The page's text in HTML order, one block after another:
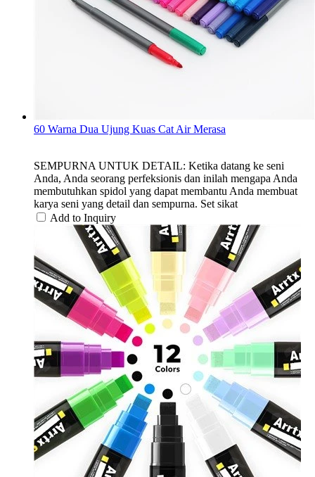
60 Warna Dua Ujung Kuas Cat Air Merasa
SEMPURNA UNTUK DETAIL: Ketika datang ke seni
Anda, Anda seorang perfeksionis dan inilah mengapa Anda
membutuhkan spidol yang dapat membantu Anda membuat
karya seni yang detail dan sempurna. Set sikat
Add to Inquiry